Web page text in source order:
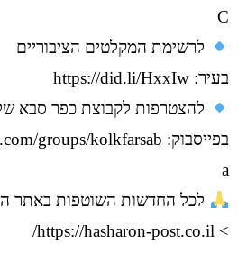
C
לרשימת המקלטים הציבוריים
בעיר:
להצטרפות לקבוצת כפר סבא
בפייסבוק: groups/kolkfarsab
a
לכל החדשות השוטפות באתר
>
https://hasharon-post.co.il/